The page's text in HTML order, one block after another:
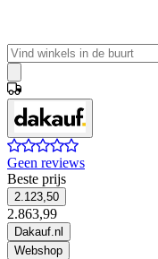
Geen reviews
Beste prijs
2.123,50
2.863,99
Dakauf.nl
Webshop